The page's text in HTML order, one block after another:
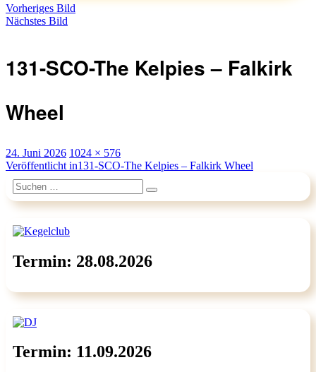
Vorheriges Bild
Nächstes Bild
131-SCO-The Kelpies – Falkirk
Wheel
Veröffentlicht
am
24. Juni 2026 Originalgröße
1024 × 576
Beitragsnavigation
Veröffentlicht in131-SCO-The Kelpies – Falkirk Wheel
Suchen
nach:
Suchen
Termin: 28.08.2026
Termin: 11.09.2026